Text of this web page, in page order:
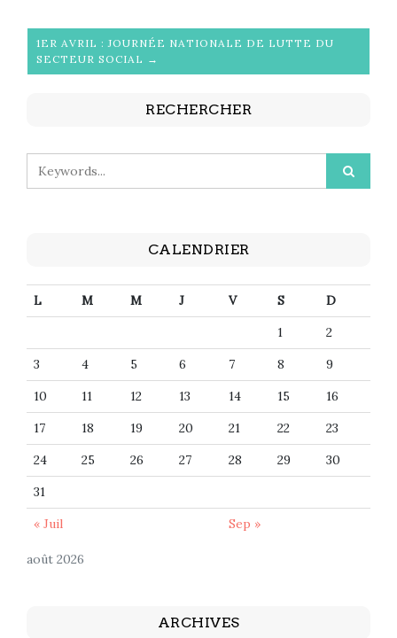
1ER AVRIL : JOURNÉE NATIONALE DE LUTTE DU
SECTEUR SOCIAL →
RECHERCHER
CALENDRIER
août 2026
L M M J V S
D
1
2
3
4 5 6 7 8
9
10
11 12 13 14 15
16
17
18 19 20 21 22
23
24
25 26 27 28 29
30
31
« Juil
Sep »
ARCHIVES